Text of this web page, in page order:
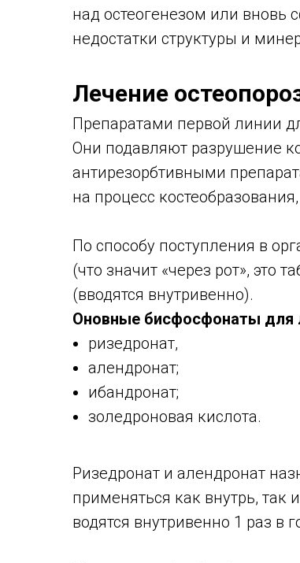
над остеогенезом или вновь
недостатки структуры и
Лечение
Препаратами первой линии
Они подавляют разрушение
антирезорбтивными
на процесс
По способу поступления в
(что значит «через рот», это
(вводятся внутривенно).
Оновные бисфосфонаты для
ризедронат,
алендронат;
ибандронат;
золедроновая кислота.
Ризедронат и алендронат
применяться как внутрь, так
водятся внутривенно 1 раз в